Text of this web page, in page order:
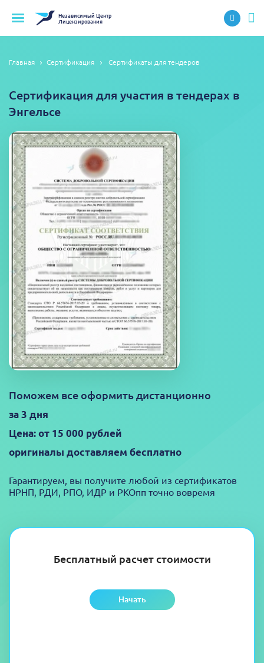
НезависимыйЦентр
Лицензирования
Главная Сертификация Сертификаты для тендеров
Бесплатный расчет стоимости
Начать
Сертификация для участия в тендерах в
Энгельсе
Поможем все оформить дистанционно
за 3 дня
Цена: от 15 000 рублей
оригиналы доставляем бесплатно
Гарантируем, вы получите любой из сертификатов
НРНП, РДИ, РПО, ИДР и РКОпп точно вовремя